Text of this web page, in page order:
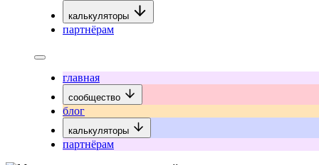
калькуляторы
партнёрам
главная
сообщество
блог
калькуляторы
партнёрам